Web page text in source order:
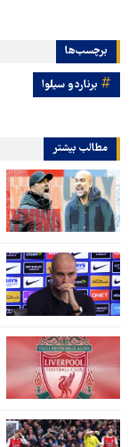
برچسب‌ها
برناردو سیلوا
مطالب بیشتر